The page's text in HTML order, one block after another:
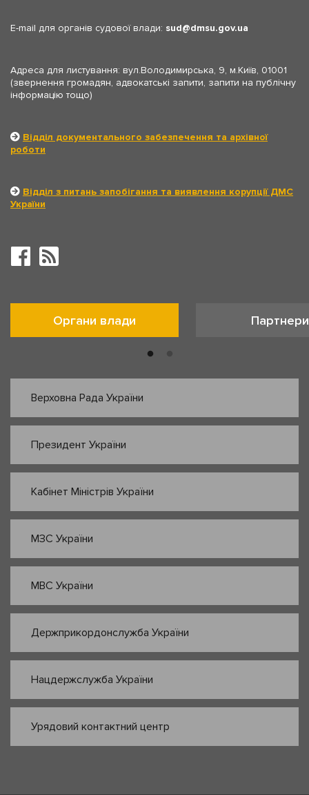
E-mail для органів судової влади: sud dmsu.gov.ua
Адреса для листування: вул.Володимирська, 9, м.Київ, 01001
(звернення громадян, адвокатські запити, запити на публічну
інформацію тощо)
Відділ документального забезпечення та архівної
роботи
Відділ з питань запобігання та виявлення корупції ДМС
України
Органи влади Партнери
Верховна Рада України
Президент України
Кабінет Міністрів України
МЗС України
МВС України
Держприкордонслужба України
Нацдержслужба України
Урядовий контактний центр